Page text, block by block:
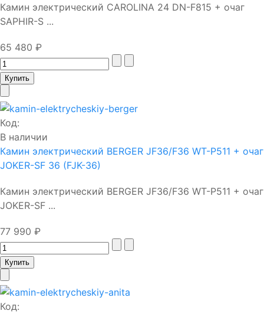
Камин электрический CAROLINA 24 DN-F815 + очаг
SAPHIR-S ...
65 480 ₽
Код:
В наличии
Камин электрический BERGER JF36/F36 WT-P511 + очаг
JOKER-SF 36 (FJK-36)
Камин электрический BERGER JF36/F36 WT-P511 + очаг
JOKER-SF ...
77 990 ₽
Код: